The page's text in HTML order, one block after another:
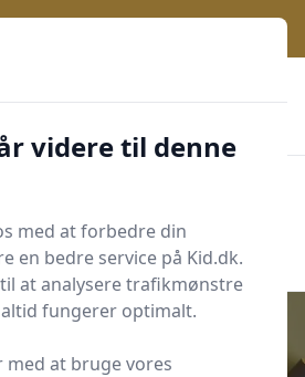
videre til denne
med at forbedre din
en bedre service på Kid.dk.
at analysere trafikmønstre
fungerer optimalt.
at bruge vores